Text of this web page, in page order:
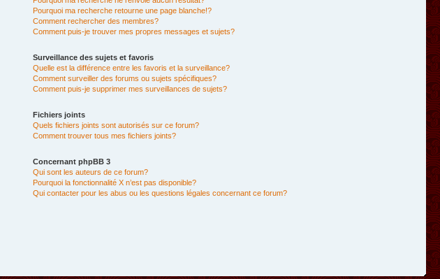
Pourquoi ma recherche retourne une page blanche!?
Comment rechercher des membres?
Comment puis-je trouver mes propres messages et sujets?
Surveillance des sujets et favoris
Quelle est la différence entre les favoris et la surveillance?
Comment surveiller des forums ou sujets spécifiques?
Comment puis-je supprimer mes surveillances de sujets?
Fichiers joints
Quels fichiers joints sont autorisés sur ce forum?
Comment trouver tous mes fichiers joints?
Concernant phpBB 3
Qui sont les auteurs de ce forum?
Pourquoi la fonctionnalité X n’est pas disponible?
Qui contacter pour les abus ou les questions légales concernant ce forum?